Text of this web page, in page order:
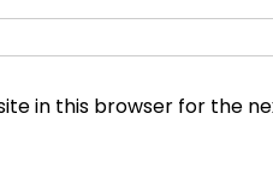
in this browser for the